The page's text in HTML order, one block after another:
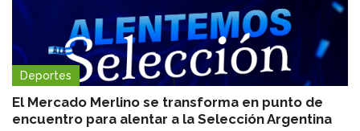
Deportes
El Mercado Merlino se transforma en punto de
encuentro para alentar a la Selección Argentina